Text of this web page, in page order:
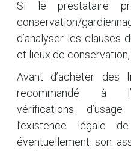
Si le prestataire
conservation/
d’analyser les clauses
et lieux de
Avant d’acheter
recommandé à
vérifications
l’existence légale
éventuellement son